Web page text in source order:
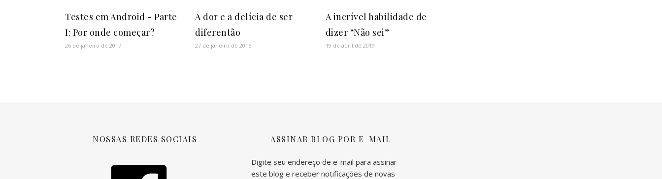
Testes em Android - Parte
I: Por onde começar?
26 de janeiro de 2017
A dor e a delícia de ser
diferentão
27 de janeiro de 2016
A incrível habilidade de
dizer “Não sei”
19 de abril de 2019
NOSSAS REDES SOCIAIS ASSINAR BLOG POR E-MAIL
Digite seu endereço de e-mail para assinar
este blog e receber notificações de novas